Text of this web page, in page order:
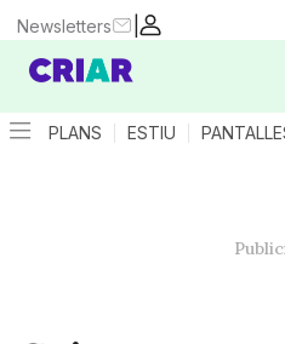
|
Newsletters
PLANS ESTIU